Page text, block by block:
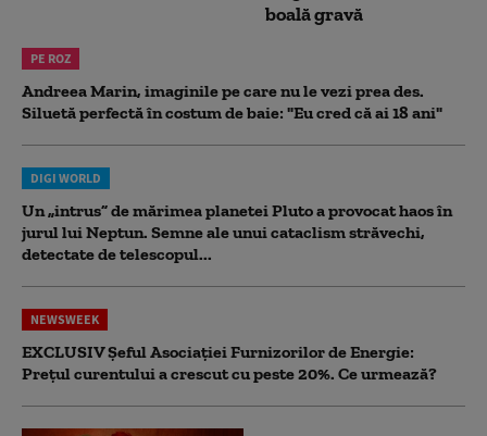
boală gravă
PE ROZ
Andreea Marin, imaginile pe care nu le vezi prea des.
Siluetă perfectă în costum de baie: "Eu cred că ai 18 ani"
DIGI WORLD
Un „intrus” de mărimea planetei Pluto a provocat haos în
jurul lui Neptun. Semne ale unui cataclism străvechi,
detectate de telescopul...
NEWSWEEK
EXCLUSIV Șeful Asociației Furnizorilor de Energie:
Prețul curentului a crescut cu peste 20%. Ce urmează?